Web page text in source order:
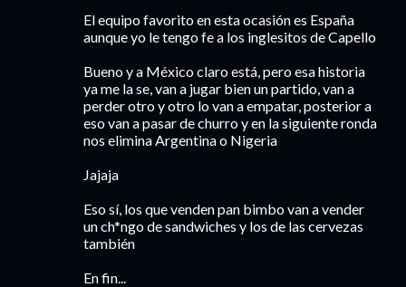
El equipo favorito en esta ocasión es España
aunque yo le tengo fe a los inglesitos de Capello
Bueno y a México claro está, pero esa historia
ya me la se, van a jugar bien un partido, van a
perder otro y otro lo van a empatar, posterior a
eso van a pasar de churro y en la siguiente ronda
nos elimina Argentina o Nigeria
Jajaja
Eso sí, los que venden pan bimbo van a vender
un ch*ngo de sandwiches y los de las cervezas
también
En fin...